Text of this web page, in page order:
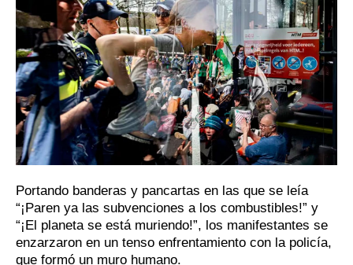
Portando banderas y pancartas en las que se leía
“¡Paren ya las subvenciones a los combustibles!” y
“¡El planeta se está muriendo!”, los manifestantes se
enzarzaron en un tenso enfrentamiento con la policía,
que formó un muro humano.